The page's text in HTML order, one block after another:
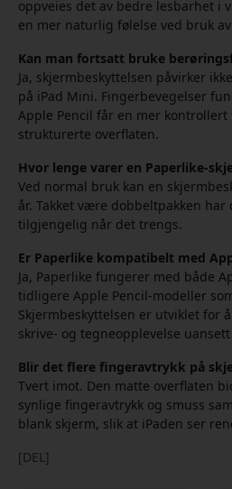
oppveies det av bedre lesbarhet i
en mer naturlig følelse ved bruk
Kan man fortsatt bruke
Ja, skjermbeskyttelsen påvirker
på iPad Mini. Fingerbevegelser
Apple Pencil får en mer
strukturerte overflaten.
Hvor lenge varer en Paperlike-
Ved normal bruk kan en
år. Takket være dobbeltpakken
tilgjengelig når det trengs.
Er Paperlike kompatibelt med
Ja, Paperlike fungerer med både
tidligere Apple Pencil-modeller
Skjermbeskyttelsen er utviklet for
skrive- og tegneopplevelse
Blir det flere fingeravtrykk på
Tvert imot. Den matte overflaten
synlige fingeravtrykk og smuss
blank skjerm, slik at iPaden ser
[DEL]